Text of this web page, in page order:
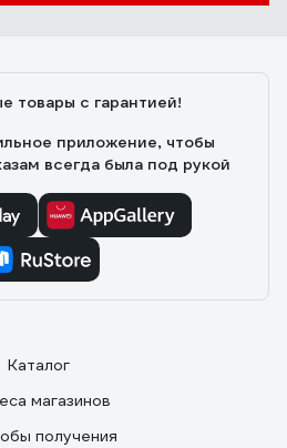
товары с гарантией!
приложение, чтобы
всегда была под рукой
Каталог
магазинов
получения